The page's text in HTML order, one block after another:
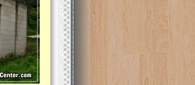
demi
Rumah Qur'an & TK Islam
Najjah di Jonggol
Saat ini, Ulurtangan bersama Yayasan
Najjahtul Islam Jonggol sedang merintis
pembangunan Rumah Qur’an dan
kanak Islam Terpadu (TKIT) An Najjah
Gedung Majelis Taklim di Jonggol,...